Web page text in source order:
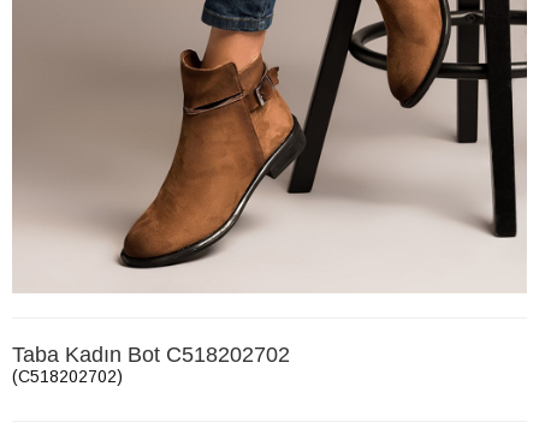
Taba Kadın Bot C518202702
(C518202702)